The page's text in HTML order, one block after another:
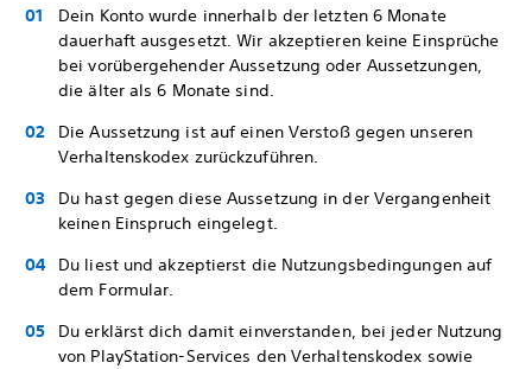
Dein Konto wurde innerhalb der letzten 6 Monate
dauerhaft ausgesetzt. Wir akzeptieren keine Einsprüche
bei vorübergehender Aussetzung oder Aussetzungen,
die älter als 6 Monate sind.
Die Aussetzung ist auf einen Verstoß gegen unseren
Verhaltenskodex zurückzuführen.
Du hast gegen diese Aussetzung in der Vergangenheit
keinen Einspruch eingelegt.
Du liest und akzeptierst die Nutzungsbedingungen auf
dem Formular.
Du erklärst dich damit einverstanden, bei jeder Nutzung
von PlayStation-Services den Verhaltenskodex sowie